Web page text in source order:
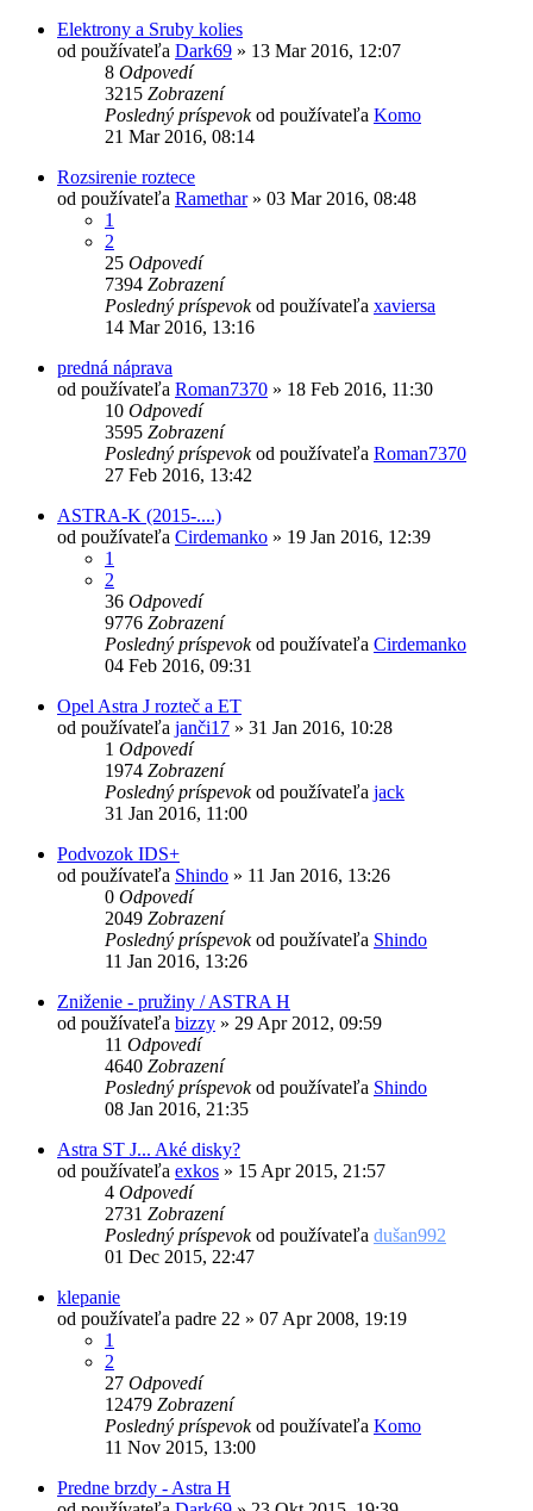
Elektrony a Sruby kolies
od používateľa Dark69 » 13 Mar 2016, 12:07
8 Odpovedí
3215 Zobrazení
Posledný príspevokod používateľa Komo
21 Mar 2016, 08:14
Rozsirenie roztece
od používateľa Ramethar» 03 Mar 2016, 08:48
1
2
25 Odpovedí
7394 Zobrazení
Posledný príspevokod používateľa xaviersa
14 Mar 2016, 13:16
predná náprava
od používateľa Roman7370 » 18 Feb 2016, 11:30
10 Odpovedí
3595 Zobrazení
Posledný príspevokod používateľa Roman7370
27 Feb 2016, 13:42
ASTRA-K (2015-....)
od používateľa Cirdemanko » 19 Jan 2016, 12:39
1
2
36 Odpovedí
9776 Zobrazení
Posledný príspevokod používateľa Cirdemanko
04 Feb 2016, 09:31
Opel Astra J rozteč a ET
od používateľa janči17 » 31 Jan 2016, 10:28
1 Odpovedí
1974 Zobrazení
Posledný príspevokod používateľa jack
31 Jan 2016, 11:00
Podvozok IDS+
od používateľa Shindo » 11 Jan 2016, 13:26
0 Odpovedí
2049 Zobrazení
Posledný príspevokod používateľa Shindo
11 Jan 2016, 13:26
Zniženie - pružiny / ASTRA H
od používateľa bizzy » 29 Apr 2012, 09:59
11 Odpovedí
4640 Zobrazení
Posledný príspevokod používateľa Shindo
08 Jan 2016, 21:35
Astra ST J... Aké disky?
od používateľa exkos » 15 Apr 2015, 21:57
4 Odpovedí
2731 Zobrazení
Posledný príspevokod používateľa dušan992
01 Dec 2015, 22:47
klepanie
od používateľa padre 22 » 07 Apr 2008, 19:19
1
2
27 Odpovedí
12479 Zobrazení
Posledný príspevokod používateľa Komo
11 Nov 2015, 13:00
Predne brzdy - Astra H